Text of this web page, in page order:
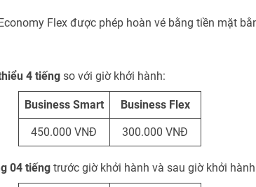
Flex được phép hoàn vé bằng tiền mặt
4 tiếng so với giờ khởi hành:
Business Smart Business Flex
450.000 VNĐ 300.000 VNĐ
04 tiếng trước giờ khởi hành và sau giờ khởi